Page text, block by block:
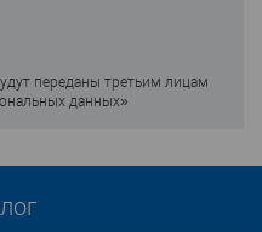
переданы третьим лицам
данных»